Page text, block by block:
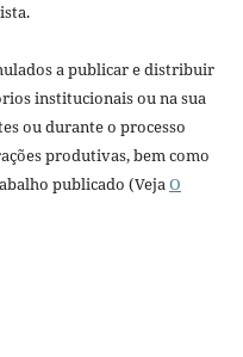
a publicar e distribuir
institucionais ou na sua
ou durante o processo
produtivas, bem como
publicado (VejaO